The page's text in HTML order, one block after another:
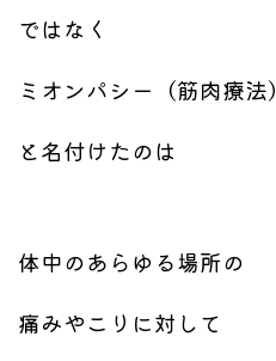
ではなく
ミオンパシー（筋肉療法）
と名付けたのは
体中のあらゆる場所の
痛みやこりに対して